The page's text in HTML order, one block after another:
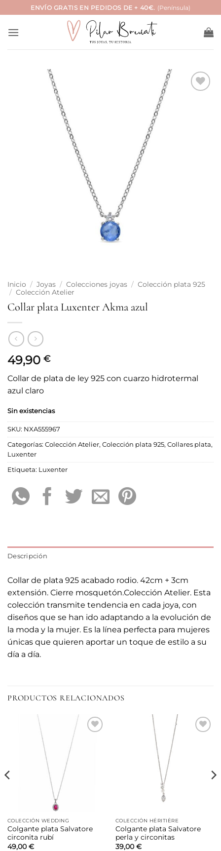
al
contenido
ENVÍO GRATIS EN PEDIDOS DE + 40€. (Península)
Inicio / Joyas / Colecciones joyas / Colección plata 925
/ Colección Atelier
Collar plata Luxenter Akma azul
49,90 €
Collar de plata de ley 925 con cuarzo hidrotermal
azul claro
Sin existencias
SKU: NXA555967
Categorías: Colección Atelier, Colección plata 925, Collares plata,
Luxenter
Etiqueta: Luxenter
Descripción
Collar de plata 925 acabado rodio. 42cm + 3cm
extensión. Cierre mosquetón.Colección Atelier. Esta
colección transmite tendencia en cada joya, con
diseños que se han ido adaptando a la evolución de
la moda y la mujer. Es la línea perfecta para mujeres
únicas que quieren aportar un toque de estilo a su
día a día.
PRODUCTOS RELACIONADOS
COLECCIÓN WEDDING
Colgante plata Salvatore
circonita rubí
49,00 €
COLECCIÓN HÉRITIÈRE
Colgante plata Salvatore
perla y circonitas
39,00 €